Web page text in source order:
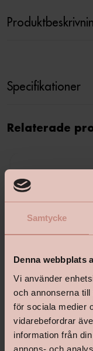
Samtycke
Denna webbplats
Vi använder
och annonserna
för sociala medier
vidarebefordrar
information från
annons- och
Specifikationer
Relaterade
iD Click Ultimate 55 -